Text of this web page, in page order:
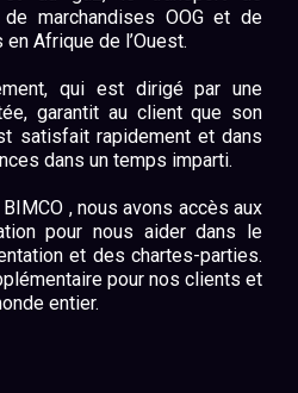
marchandises OOG et de
Afrique de l’Ouest.
qui est dirigé par une
garantit au client que son
satisfait rapidement et dans
dans un temps imparti.
, nous avons accès aux
pour nous aider dans le
et des chartes-parties.
pour nos clients et
entier.